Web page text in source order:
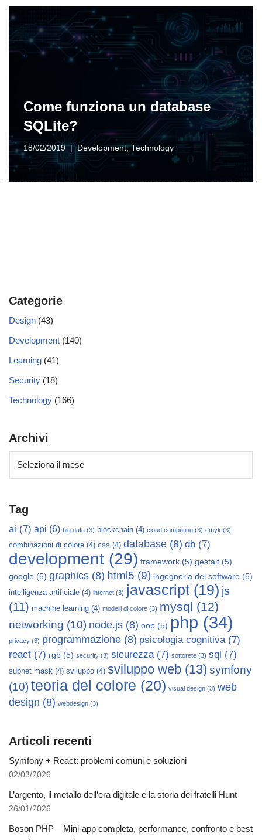
Come funziona un database
SQLite?
18/02/2019 Development,Technology
Categorie
Design (43)
Development (140)
Learning (41)
Security (18)
Technology (166)
Archivi
Tag
ai (7) api (6) big data (3) blockchain (4) cloud computing (3) cmyk (3)
combinazioni di colore (4) css (4) database (8) db (7)
development (29) framework (5) gestalt (5)
google (5) graphics (8) html5 (9) ingegneria del software (5)
intelligenza artificiale (4) internet (3) javascript (19) js
(11) machine learning (4) modelli di colore (3) mysql (12)
networking (10) node.js (8) oop (5) php (34)
privacy (3) programmazione (8) psicologia cognitiva(7)
react (7) rgb (5) security (3) sicurezza(7) sottorete (3) sql (7)
subnet mask (4) sviluppo (4) sviluppo web (13) symfony
(10)teoria del colore (20) visual design (3) web
design (8) webdesign (3)
Articoli recenti
Symfony + React: problemi comuni e soluzioni
02/03/2026
L’argento, il metallo dell’era digitale e la storia dei fratelli Hunt
26/01/2026
Boson PHP – Mini-app completa, performance, confronto e best